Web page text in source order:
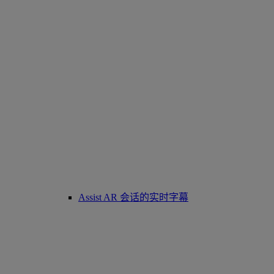
Assist AR 会话的实时字幕